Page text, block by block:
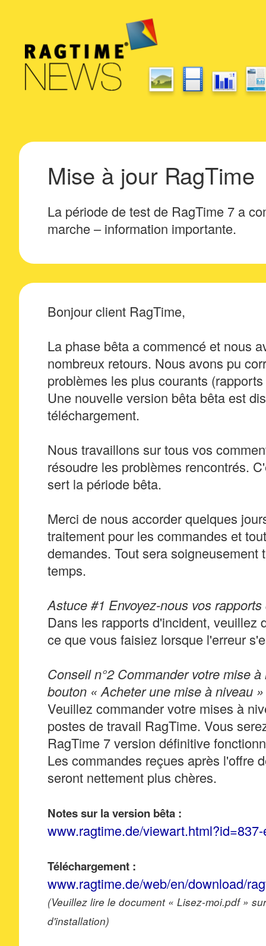
Mise à jour RagTime
La période de test de RagTime 7 a
marche – information importante.
Bonjour client RagTime,
La phase bêta a commencé et nous
nombreux retours. Nous avons pu
problèmes les plus courants
Une nouvelle version bêta bêta est
téléchargement.
Nous travaillons sur tous vos
résoudre les problèmes rencontrés.
sert la période bêta.
Merci de nous accorder quelques
traitement pour les commandes et
demandes. Tout sera soigneusement
temps.
Astuce #1 Envoyez-nous vos
Dans les rapports d'incident, veuillez
ce que vous faisiez lorsque l'erreur
Conseil n°2 Commander votre mise
bouton « Acheter une mise à niveau
Veuillez commander votre mises à
postes de travail RagTime. Vous
RagTime 7 version définitive
Les commandes reçues après l'offre
seront nettement plus chères.
Notes sur la version bêta :
www.ragtime.de/
Téléchargement :
www.ragtime.de/web/en/download/
(Veuillez lire le document « Lisez-moi.pdf »
d'installation)